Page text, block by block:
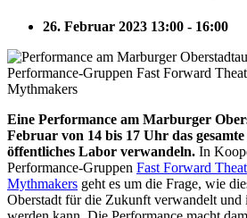
26. Februar 2023 13:00 - 16:00
Eine Performance am Marburger
Februar von 14 bis 17 Uhr das
öffentliches Labor verwandeln. In
Performance-Gruppen Fast Forward
Mythmakers geht es um die Frage, wie
Oberstadt für die Zukunft verwandelt und